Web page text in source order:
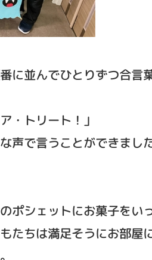
に並んでひとりずつ合言
・トリート！」
声で言うことができまし
ポシェットにお菓子をい
たちは満足そうにお部屋